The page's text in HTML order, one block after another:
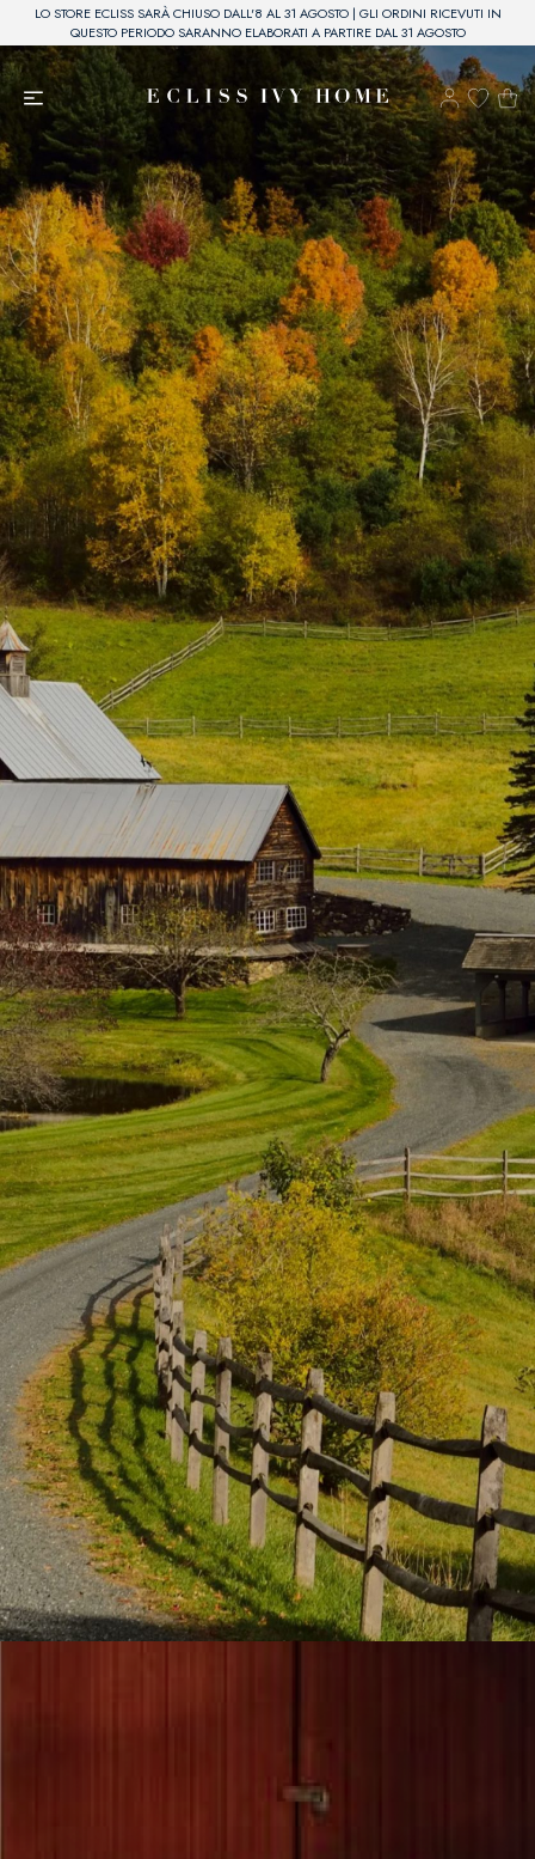
LO STORE ECLISS SARÀ CHIUSO DALL'8 AL 31 AGOSTO | GLI ORDINI RICEVUTI IN
QUESTO PERIODO SARANNO ELABORATI A PARTIRE DAL 31 AGOSTO